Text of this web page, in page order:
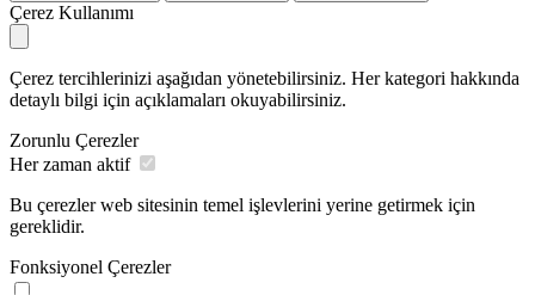
Çerez Kullanımı
Çerez tercihlerinizi aşağıdan yönetebilirsiniz. Her kategori hakkında
detaylı bilgi için açıklamaları okuyabilirsiniz.
Zorunlu Çerezler
Her zaman aktif
Bu çerezler web sitesinin temel işlevlerini yerine getirmek için
gereklidir.
Fonksiyonel Çerezler